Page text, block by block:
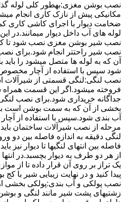
نصب بوشن مغزی:بهطور کلی لوله
مکانیکی پیش از نازک کاری انجام
ضخامت دیوار با اجرای کاشی کاری
لوله های آب داخل دیوار میمانند.در
نصب شیر بوشن مغزی نصب شود تا کمی
نصب شیر راحتتر انجام شود.برای
آن که به لوله ها متصل میشود را باید
شود سپس با استفاده از آچار
نصب لنگی:لنگی قسمتی از شیرآلات
فروخته میشود.اگر این قسمت همراه
جداگانه خریداری شود.برای نصب
بخشی از آن که به سمت بوشن است با
آب بندی شود.سپس با استفاده از
مرحله از نصب شیرآلات ساختمان
لنگی دقیقه به اندازه فاصله بین دو
فاصله بین انتهای لنگیها تا دیوار نیز
از هر دو طرف به دیوار بچسبد.در
یک تراز بر روی آن قرار داده تا از
پیدا کنید و در نهایت زیبایی شیر با
نصب پولکی و آب بندی:پولکی بخشی
زشتیهای پشت شیر مانند لنگی و